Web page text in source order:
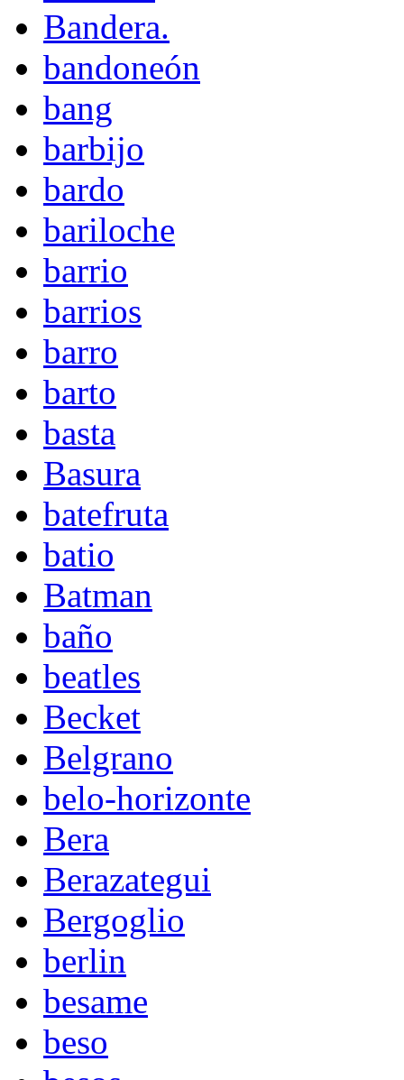
Bandera.
bandoneón
bang
barbijo
bardo
bariloche
barrio
barrios
barro
barto
basta
Basura
batefruta
batio
Batman
baño
beatles
Becket
Belgrano
belo-horizonte
Bera
Berazategui
Bergoglio
berlin
besame
beso